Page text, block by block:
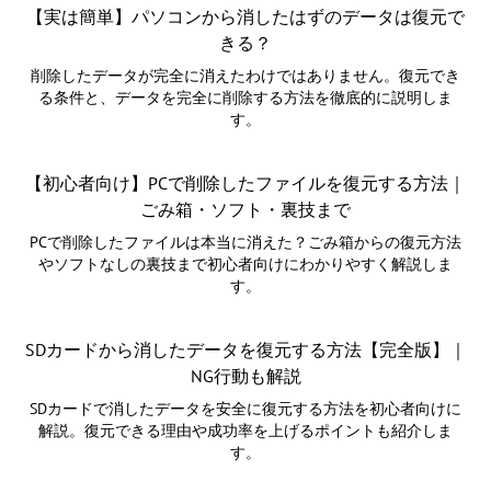
【実は簡単】パソコンから消したはずのデータは復元で
きる？
削除したデータが完全に消えたわけではありません。復元でき
る条件と、データを完全に削除する方法を徹底的に説明しま
す。
【初心者向け】PCで削除したファイルを復元する方法｜
ごみ箱・ソフト・裏技まで
PCで削除したファイルは本当に消えた？ごみ箱からの復元方法
やソフトなしの裏技まで初心者向けにわかりやすく解説しま
す。
SDカードから消したデータを復元する方法【完全版】｜
NG行動も解説
SDカードで消したデータを安全に復元する方法を初心者向けに
解説。復元できる理由や成功率を上げるポイントも紹介しま
す。